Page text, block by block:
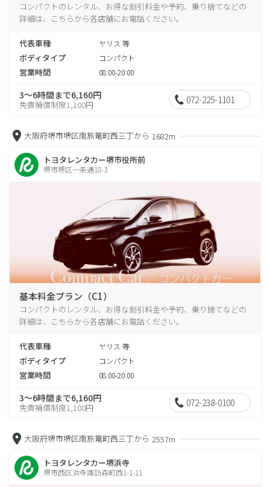
コンパクトのレンタル、お得な割引料金や予約、乗り捨てなどの
詳細は、こちらから各店舗にお電話ください。
代表車種 ヤリス 等
ボディタイプ コンパクト
営業時間 08:00-20:00
3～6時間まで6,160円
免責補償制度1,100円 072-225-1101
大阪府堺市堺区南旅篭町西三丁から 1682m
トヨタレンタカー堺市役所前
堺市堺区一条通18-3
基本料金プラン（C1）
コンパクトのレンタル、お得な割引料金や予約、乗り捨てなどの
詳細は、こちらから各店舗にお電話ください。
代表車種 ヤリス 等
ボディタイプ コンパクト
営業時間 08:00-20:00
3～6時間まで6,160円
免責補償制度1,100円 072-238-0100
大阪府堺市堺区南旅篭町西三丁から 2557m
トヨタレンタカー堺浜寺
堺市西区浜寺諏訪森町西1-1-11